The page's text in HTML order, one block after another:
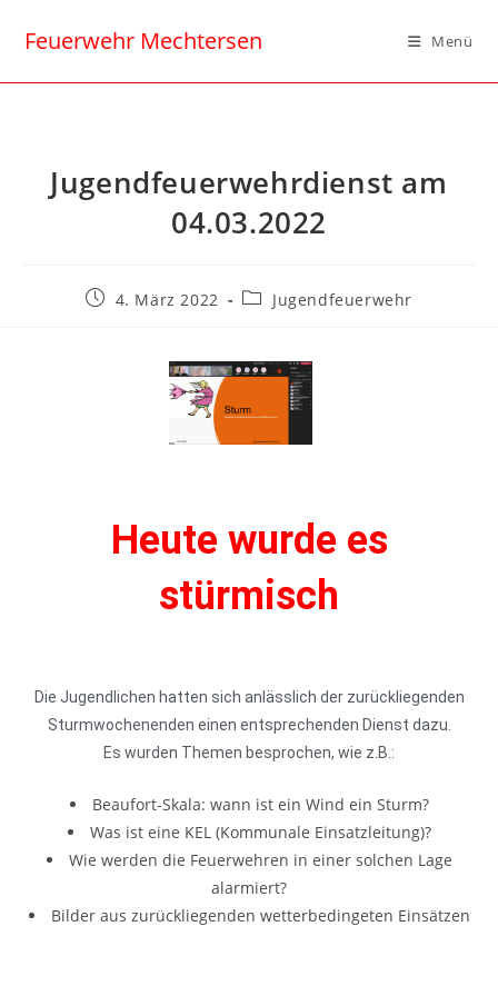
Feuerwehr Mechtersen Menü
Jugendfeuerwehrdienst am
04.03.2022
4. März 2022 Jugendfeuerwehr
Heute wurde es
stürmisch
Die Jugendlichen hatten sich anlässlich der zurückliegenden
Sturmwochenenden einen entsprechenden Dienst dazu.
Es wurden Themen besprochen, wie z.B.:
Beaufort-Skala: wann ist ein Wind ein Sturm?
Was ist eine KEL (Kommunale Einsatzleitung)?
Wie werden die Feuerwehren in einer solchen Lage
alarmiert?
Bilder aus zurückliegenden wetterbedingeten Einsätzen